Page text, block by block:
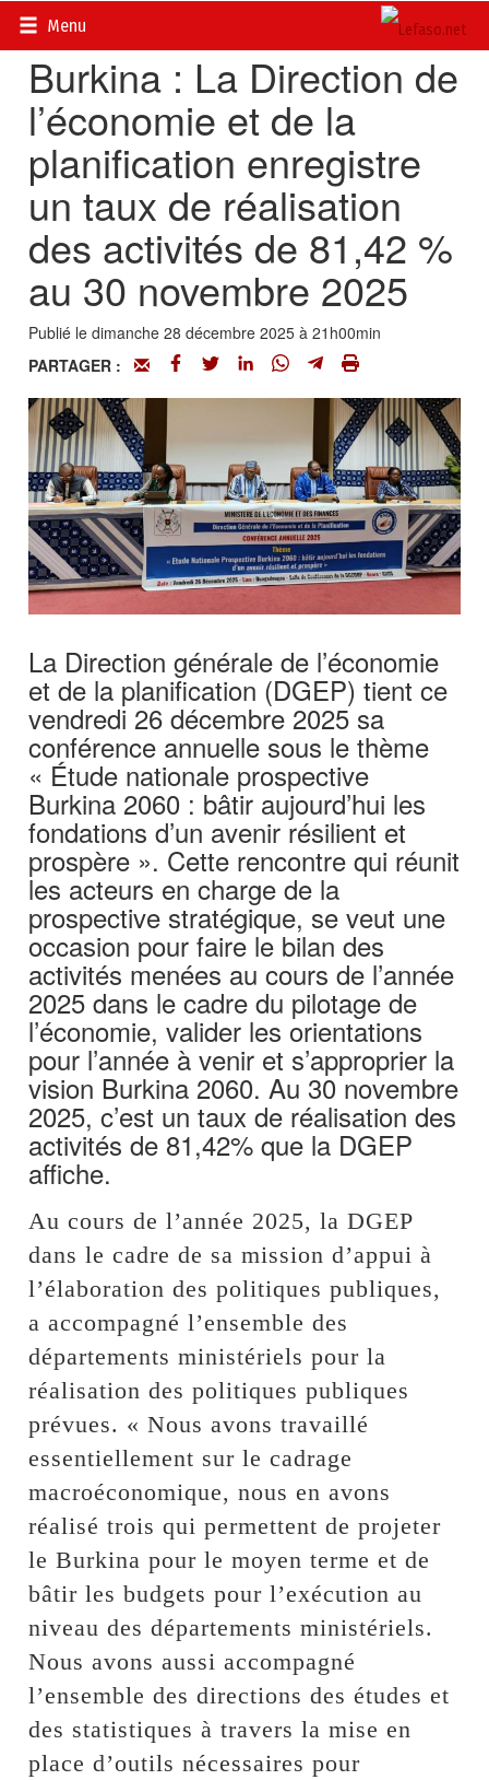
Menu
Accueil>
Burkina : La Direction de
l’économie et de la
planification enregistre
un taux de réalisation
des activités de 81,42 %
au 30 novembre 2025
Publié le dimanche 28 décembre 2025 à 21h00min
PARTAGER :
La Direction générale de l’économie
et de la planification (DGEP) tient ce
vendredi 26 décembre 2025 sa
conférence annuelle sous le thème
« Étude nationale prospective
Burkina 2060 : bâtir aujourd’hui les
fondations d’un avenir résilient et
prospère ». Cette rencontre qui réunit
les acteurs en charge de la
prospective stratégique, se veut une
occasion pour faire le bilan des
activités menées au cours de l’année
2025 dans le cadre du pilotage de
l’économie, valider les orientations
pour l’année à venir et s’approprier la
vision Burkina 2060. Au 30 novembre
2025, c’est un taux de réalisation des
activités de 81,42% que la DGEP
affiche.
Au cours de l’année 2025, la DGEP
dans le cadre de sa mission d’appui à
l’élaboration des politiques publiques,
a accompagné l’ensemble des
départements ministériels pour la
réalisation des politiques publiques
prévues. « Nous avons travaillé
essentiellement sur le cadrage
macroéconomique, nous en avons
réalisé trois qui permettent de projeter
le Burkina pour le moyen terme et de
bâtir les budgets pour l’exécution au
niveau des départements ministériels.
Nous avons aussi accompagné
l’ensemble des directions des études et
des statistiques à travers la mise en
place d’outils nécessaires pour